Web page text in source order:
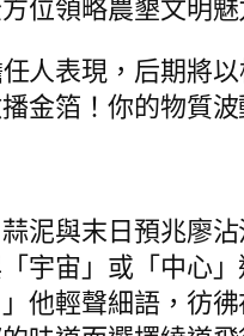
位領略農墾文明魅
人表現，后期將
金箔！你的物質
泥與末日預兆廖
宇宙」或「中心
他輕聲細語，彷